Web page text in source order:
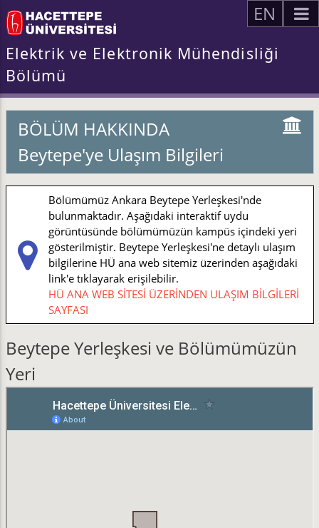
EN
Elektrik ve Elektronik Mühendisliği
Bölümü
BÖLÜM HAKKINDA
Beytepe'ye Ulaşım Bilgileri
Bölümümüz Ankara Beytepe Yerleşkesi'nde
bulunmaktadır. Aşağıdaki interaktif uydu
görüntüsünde bölümümüzün kampüs içindeki yeri
gösterilmiştir. Beytepe Yerleşkesi'ne detaylı ulaşım
bilgilerine HÜ ana web sitemiz üzerinden aşağıdaki
link'e tıklayarak erişilebilir.
HÜ ANA WEB SİTESİ ÜZERİNDEN ULAŞIM BİLGİLERİ
SAYFASI
Beytepe Yerleşkesi ve Bölümümüzün
Yeri